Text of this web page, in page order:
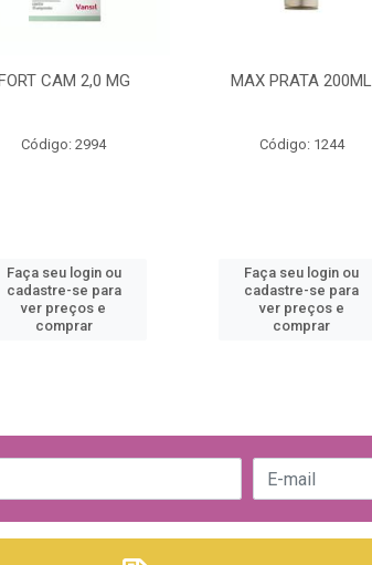
CAM 2,0 MG
Código: 2994
Faça seu login ou
cadastre-se para
ver preços e
comprar
MAX PRATA 200ML
Código: 1244
Faça seu login ou
cadastre-se para
ver preços e
comprar